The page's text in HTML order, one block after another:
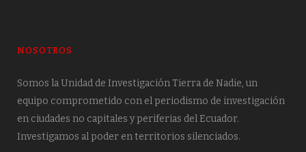
NOSOTROS
Somos la Unidad de Investigación Tierra de Nadie, un
equipo comprometido con el periodismo de investigación
en ciudades no capitales y periferias del Ecuador.
Investigamos al poder en territorios silenciados.